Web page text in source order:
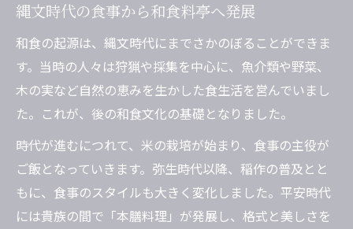
縄文時代の食事から和食料亭へ発展
和食の起源は、縄文時代にまでさかのぼることができま
す。当時の人々は狩猟や採集を中心に、魚介類や野菜、
木の実など自然の恵みを生かした食生活を営んでいまし
た。これが、後の和食文化の基礎となりました。
時代が進むにつれて、米の栽培が始まり、食事の主役が
ご飯となっていきます。弥生時代以降、稲作の普及とと
もに、食事のスタイルも大きく変化しました。平安時代
には貴族の間で「本膳料理」が発展し、格式と美しさを